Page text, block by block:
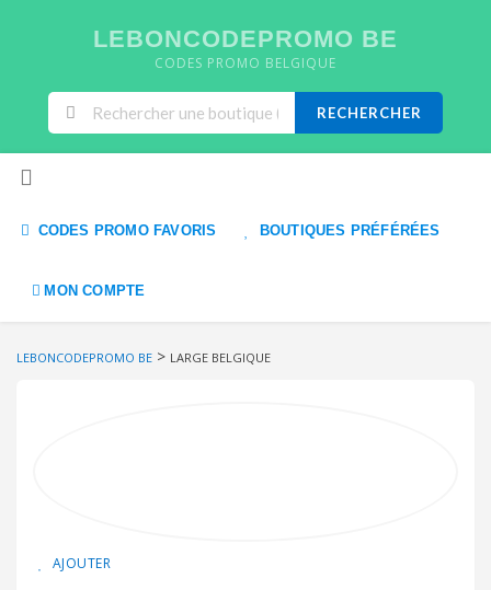
LEBONCODEPROMO BE
CODES PROMO BELGIQUE
RECHERCHER
CODES PROMO FAVORIS BOUTIQUES PRÉFÉRÉES
MON COMPTE
LEBONCODEPROMO BE > LARGE BELGIQUE
AJOUTER